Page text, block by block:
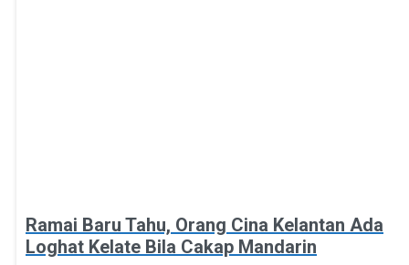
Ramai Baru Tahu, Orang Cina Kelantan Ada
Loghat Kelate Bila Cakap Mandarin